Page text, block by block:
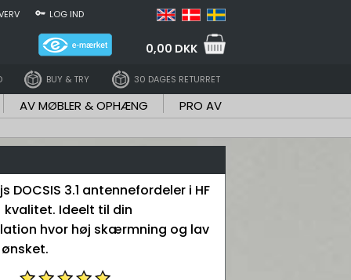
LOG IND
0,00 DKK
BUY & TRY 30 DAGES RETURRET
AV MØBLER & OPHÆNG PRO AV
DOCSIS 3.1 antennefordeler i HF
Ideelt til din
hvor høj skærmning og lav